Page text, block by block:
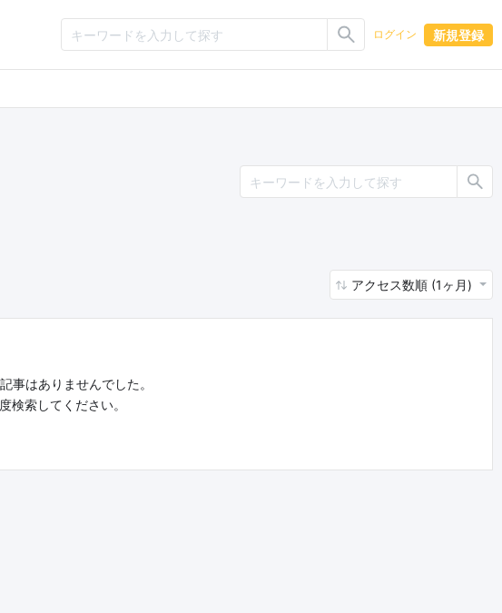
ログイン 新規登録
アクセス数順 (1ヶ月)
事はありませんでした。
検索してください。